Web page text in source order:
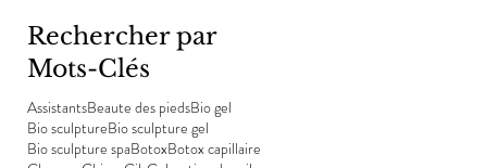
Rechercher par
Mots-Clés
AssistantsBeaute des piedsBio gel
Bio sculptureBio sculpture gel
Bio sculpture spaBotoxBotox capillaire